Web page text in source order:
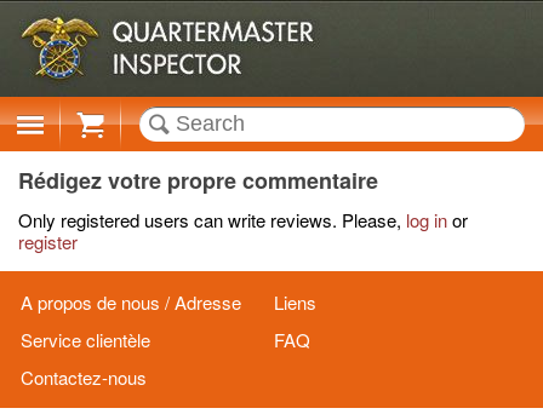
Cart
Rédigez votre propre commentaire
Only registered users can write reviews. Please, log inor
register
A propos de nous / Adresse
Liens
Service clientèle
FAQ
Contactez-nous